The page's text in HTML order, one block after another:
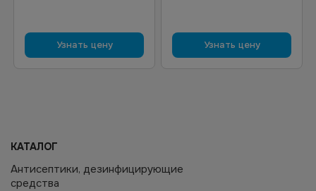
Узнать цену Узнать цену
КАТАЛОГ
Антисептики, дезинфицирующие
средства